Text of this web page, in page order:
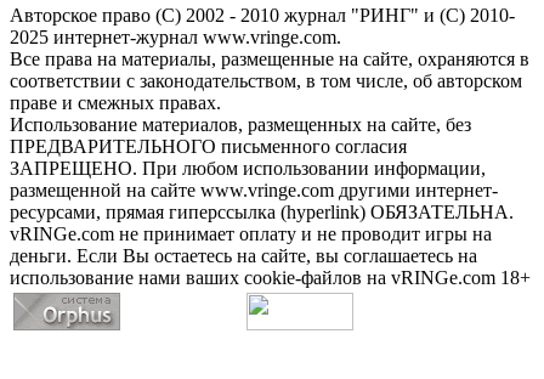
Авторское право (С) 2002 - 2010 журнал "РИНГ" и (С) 2010-
2025 интернет-журнал www.vringe.com.
Все права на материалы, размещенные на сайте, охраняются в
соответствии с законодательством, в том числе, об авторском
праве и смежных правах.
Использование материалов, размещенных на сайте, без
ПРЕДВАРИТЕЛЬНОГО письменного согласия
ЗАПРЕЩЕНО. При любом использовании информации,
размещенной на сайте www.vringe.com другими интернет-
ресурсами, прямая гиперссылка (hyperlink) ОБЯЗАТЕЛЬНА.
vRINGe.com не принимает оплату и не проводит игры на
деньги. Если Вы остаетесь на сайте, вы соглашаетесь на
использование нами ваших cookie-файлов на vRINGe.com 18+